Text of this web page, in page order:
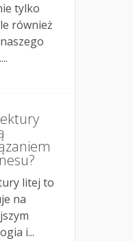
tylko
również
litej to
na
i...